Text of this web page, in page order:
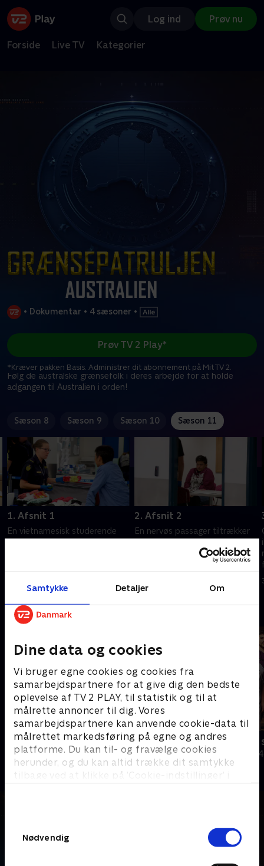
Samtykke Detaljer Om
Dine data og cookies
Vi bruger egne cookies og cookies fra
samarbejdspartnere for at give dig den bedste
oplevelse af TV 2 PLAY, til statistik og til at
målrette annoncer til dig. Vores
samarbejdspartnere kan anvende cookie-data til
målrettet markedsføring på egne og andres
platforme. Du kan til- og fravælge cookies
herunder, og du kan altid trække dit samtykke
tilbage ved at klikke på ’Cookie-indstillinger’ i
Nødvendig
Log ind Prøv nu
Forside Live TV Kategorier
• Dokumentar • 4 sæsoner •
Følg de australske grænsefolk i deres arbejde for at holde
adgangen til Australien i orden!
Prøv TV 2 Play*
*Kræver pakken Basis. Administrer dit abonnement på Mit TV 2.
Sæson 8 Sæson 9 Sæson 10 Sæson 11
1. Afsnit 1
En vietnamesisk studerende
2. Afsnit 2
En nervøs passager tiltrækker
opmærksomhed, og en dårlig
lugt fra manden giver
at noget er galt.
Andre så også
Grænsepatruljen USA
Dokumentar • 2 sæsoner
24 timer på
Dokumentar •